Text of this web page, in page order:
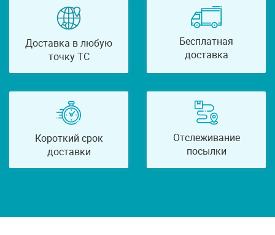
Доставка в любую
точку ТС
Бесплатная
доставка
Короткий срок
доставки
Отслеживание
посылки